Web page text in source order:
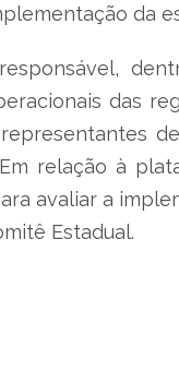
da
das
relação à
avaliar a
Estadual.